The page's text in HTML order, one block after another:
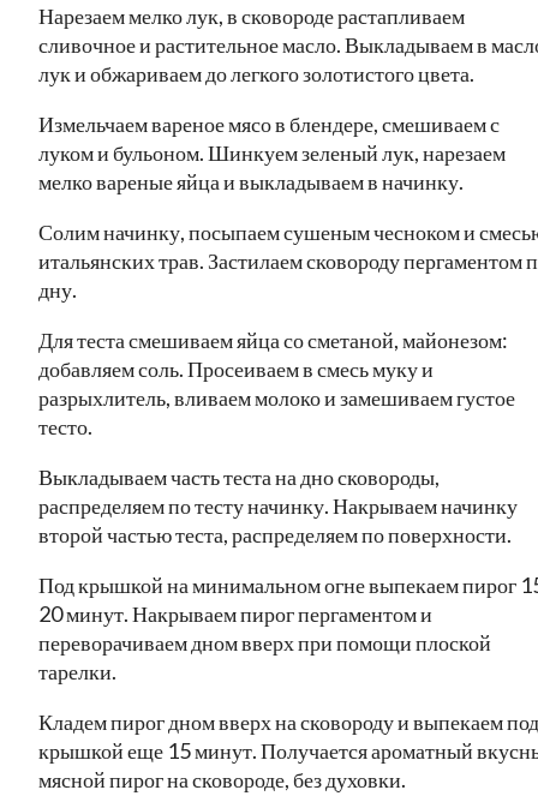
Нарезаем мелко лук, в сковороде растапливаем
сливочное и растительное масло. Выкладываем в
лук и обжариваем до легкого золотистого цвета.
Измельчаем вареное мясо в блендере, смешиваем с
луком и бульоном. Шинкуем зеленый лук, нарезаем
мелко вареные яйца и выкладываем в начинку.
Солим начинку, посыпаем сушеным чесноком и
итальянских трав. Застилаем сковороду пергаментом
дну.
Для теста смешиваем яйца со сметаной, майонезом:
добавляем соль. Просеиваем в смесь муку и
разрыхлитель, вливаем молоко и замешиваем густое
тесто.
Выкладываем часть теста на дно сковороды,
распределяем по тесту начинку. Накрываем начинку
второй частью теста, распределяем по поверхности.
Под крышкой на минимальном огне выпекаем пирог
20 минут. Накрываем пирог пергаментом и
переворачиваем дном вверх при помощи плоской
тарелки.
Кладем пирог дном вверх на сковороду и выпекаем под
крышкой еще 15 минут. Получается ароматный
мясной пирог на сковороде, без духовки.